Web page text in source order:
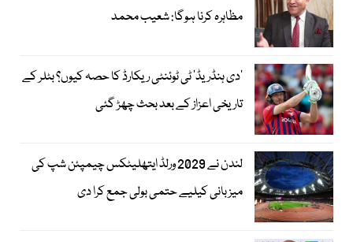
مظاہرہ کرنا ہوگا: شعیب محمد
’دی ہنڈریڈ‘ ٹی ٹوئنٹی ریکارڈ کا حصہ کیوں؟ بٹلر کے
تاریخی اعزاز کے بعد بحث چھڑ گئی
لندن نے 2029 ورلڈ ایتھلیٹکس چیمپئن شپ کی
میزبانی کیلیے حتمی بولی جمع کرا دی